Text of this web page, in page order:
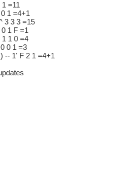
=11
1 =4+1
3 3 3 =15
1 F =1
1 0 =4
0 1 =3
-- 1' F 2 1 =4+1